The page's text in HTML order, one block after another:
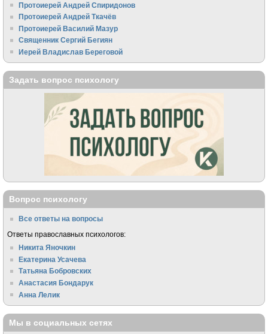
Протоиерей Андрей Спиридонов
Протоиерей Андрей Ткачёв
Протоиерей Василий Мазур
Священник Сергий Бегиян
Иерей Владислав Береговой
Задать вопрос психологу
Вопрос психологу
Все ответы на вопросы
Ответы православных психологов:
Никита Яночкин
Екатерина Усачева
Татьяна Бобровских
Анастасия Бондарук
Анна Лелик
Мы в социальных сетях